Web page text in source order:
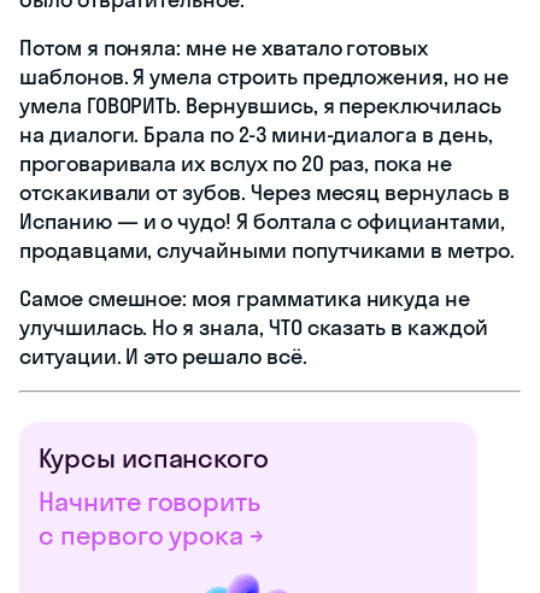
Потом я поняла: мне не хватало готовых
шаблонов. Я умела строить предложения, но не
умела ГОВОРИТЬ. Вернувшись, я переключилась
на диалоги. Брала по 2-3 мини-диалога в день,
проговаривала их вслух по 20 раз, пока не
отскакивали от зубов. Через месяц вернулась в
Испанию — и о чудо! Я болтала с официантами,
продавцами, случайными попутчиками в метро.
Самое смешное: моя грамматика никуда не
улучшилась. Но я знала, ЧТО сказать в каждой
ситуации. И это решало всё.
Курсы испанского
Начните говорить
с первого урока →